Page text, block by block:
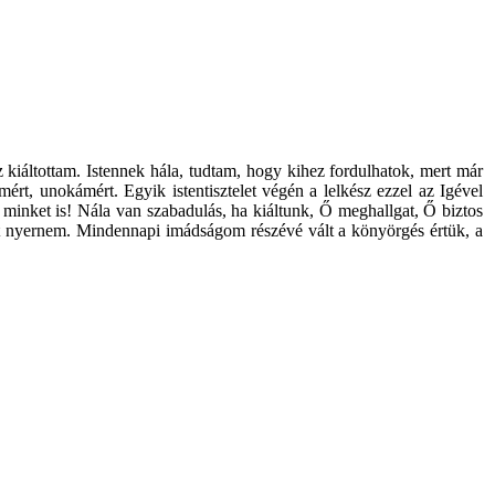
kiáltottam. Istennek hála, tudtam, hogy kihez fordulhatok, mert már
unokámért. Egyik istentisztelet végén a lelkész ezzel az Igével
is! Nála van szabadulás, ha kiáltunk, Ő meghallgat, Ő biztos
Mindennapi imádságom részévé vált a könyörgés értük, a